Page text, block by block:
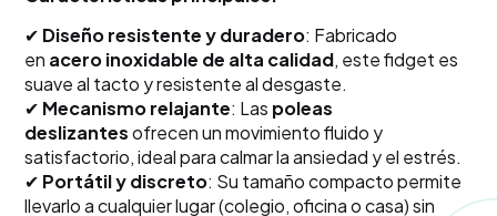
✔ Diseño resistente y duradero: Fabricado
en acero inoxidable de alta calidad, este fidget es
suave al tacto y resistente al desgaste.
✔ Mecanismo relajante: Las poleas
deslizantesofrecen un movimiento fluido y
satisfactorio, ideal para calmar la ansiedad y el estrés.
✔ Portátil y discreto: Su tamaño compacto permite
llevarlo a cualquier lugar (colegio, oficina o casa) sin